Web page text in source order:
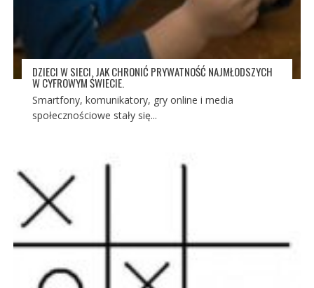
DZIECI W SIECI. JAK CHRONIĆ PRYWATNOŚĆ NAJMŁODSZYCH
W CYFROWYM ŚWIECIE.
Smartfony, komunikatory, gry online i media
społecznościowe stały się...